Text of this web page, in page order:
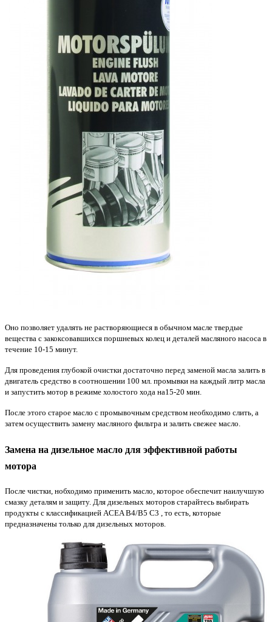
Оно позволяет удалять не растворяющиеся в обычном масле твердые
вещества с закоксовавшихся поршневых колец и деталей масляного насоса в
течение 10-15 минут.
Для проведения глубокой очистки достаточно перед заменой масла залить в
двигатель средство в соотношении 100 мл. промывки на каждый литр масла
и запустить мотор в режиме холостого хода на15-20 мин.
После этого старое масло с промывочным средством необходимо слить, а
затем осуществить замену масляного фильтра и залить свежее масло.
Замена на дизельное масло для эффективной работы
мотора
После чистки, нобходимо применить масло, которое обеспечит наилучшую
смазку деталям и защиту. Для дизельных моторов старайтесь выбирать
продукты с классификацией ACEA B4/B5 C3 , то есть, которые
предназначены только для дизельных моторов.